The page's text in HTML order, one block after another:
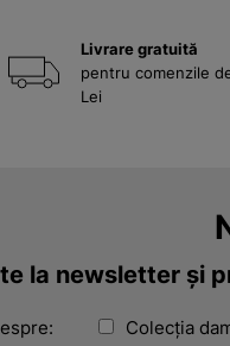
Livrare gratuită
pentru comenzile
Lei
la newsletter și
Colecția